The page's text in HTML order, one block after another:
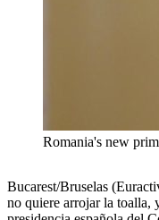
Romania's new
Bucarest/Bruselas
no quiere arrojar la toalla,